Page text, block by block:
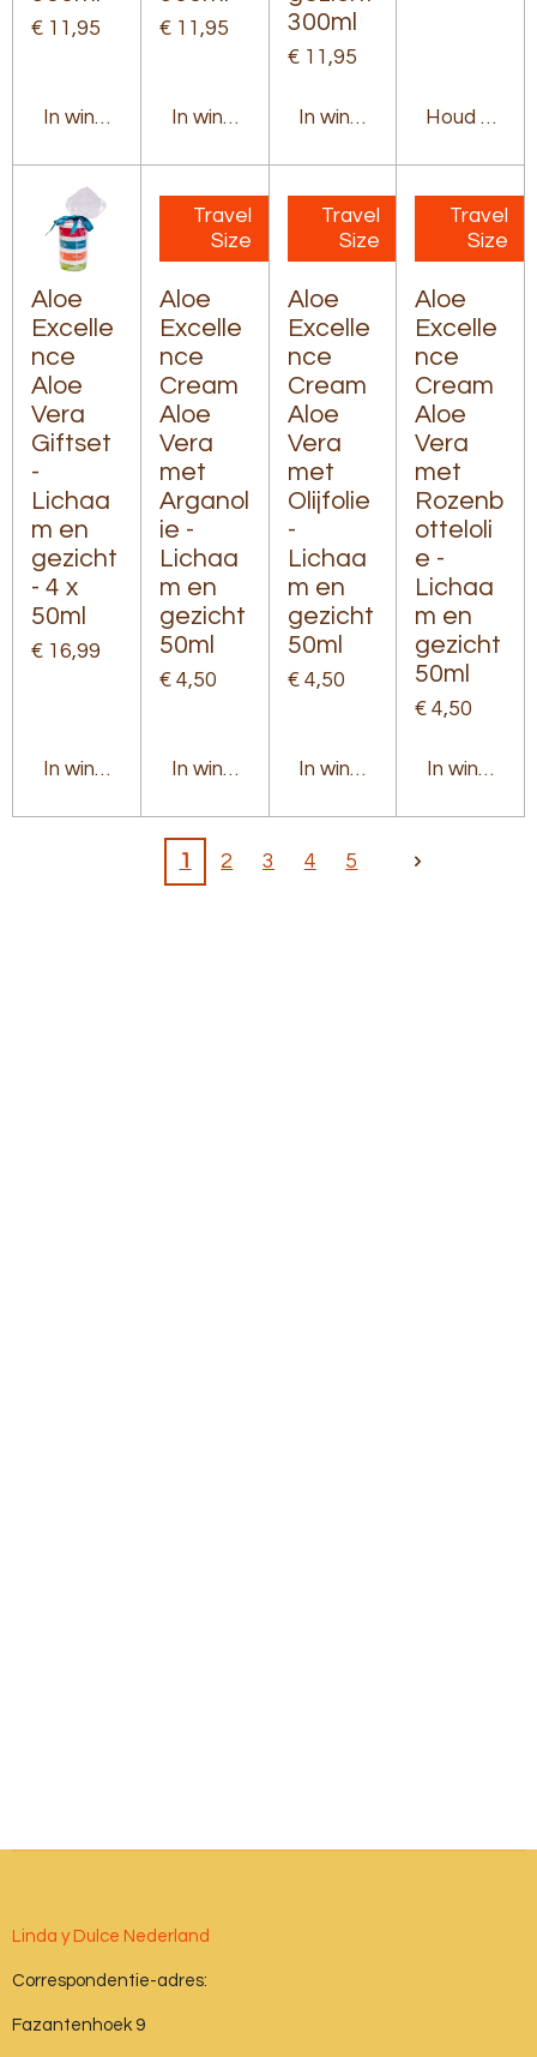
€ 11,95
In winkelwagen
€ 11,95
In winkelwagen
300ml
€ 11,95
In winkelwagenHoud mij
Aloe
Excelle
nce
Aloe
Vera
Giftset
-
Lichaa
m en
gezicht
- 4 x
50ml
€ 16,99
In winkelwagen
Travel
Size
Aloe
Excelle
nce
Cream
Aloe
Vera
met
Arganol
ie -
Lichaa
m en
gezicht
50ml
€ 4,50
In winkelwagen
Travel
Size
Aloe
Excelle
nce
Cream
Aloe
Vera
met
Olijfolie
-
Lichaa
m en
gezicht
50ml
€ 4,50
In winkelwagen
Travel
Size
Aloe
Excelle
nce
Cream
Aloe
Vera
met
Rozenb
otteloli
e -
Lichaa
m en
gezicht
50ml
€ 4,50
In
1 2 3 4 5
Linda y Dulce Nederland
Correspondentie-adres:
Fazantenhoek 9